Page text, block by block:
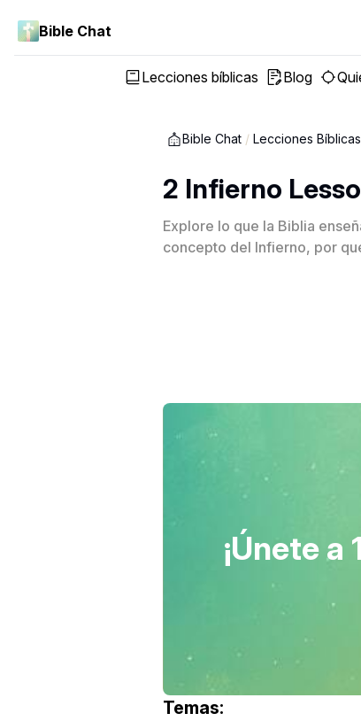
Bible Chat
Lecciones bíblicas Blog
Bible Chat / Lecciones Bíblicas
2 Infierno
Explore lo que la Biblia
concepto del Infierno, por
¡Únete
Temas: